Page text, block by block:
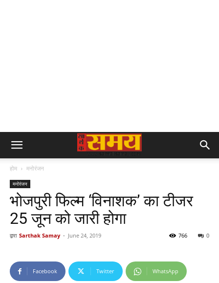
होम मनोरंजन
मनोरंजन
भोजपुरी फिल्‍म ‘विनाशक’ का टीजर
25 जून को जारी होगा
द्वारा Sarthak Samay - June 24, 2019 0
766
Facebook Twitter WhatsApp